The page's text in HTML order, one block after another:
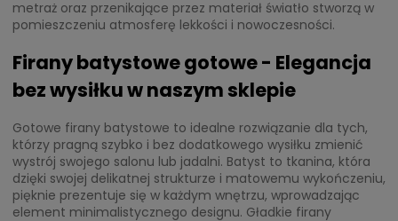
metraż oraz przenikające przez materiał światło stworzą w
pomieszczeniu atmosferę lekkości i nowoczesności.
Firany batystowe gotowe - Elegancja
bez wysiłku w naszym sklepie
Gotowe firany batystowe to idealne rozwiązanie dla tych,
którzy pragną szybko i bez dodatkowego wysiłku zmienić
wystrój swojego salonu lub jadalni. Batyst to tkanina, która
dzięki swojej delikatnej strukturze i matowemu wykończeniu,
pięknie prezentuje się w każdym wnętrzu, wprowadzając
element minimalistycznego designu. Gładkie firany